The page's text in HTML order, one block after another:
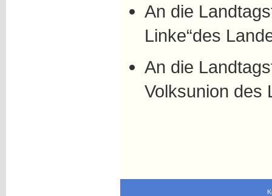
An die
Linke“des
An die
Volksunion des